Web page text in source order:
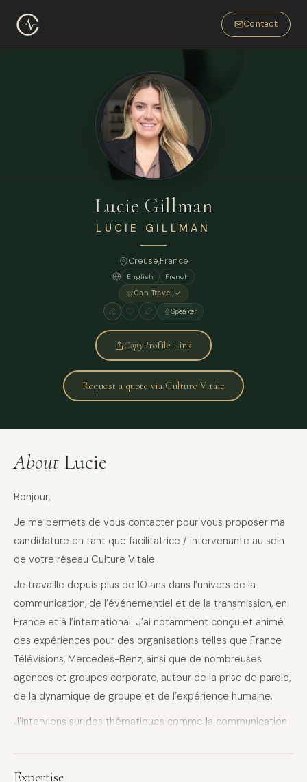
Contact
Lucie Gillman
LUCIE GILLMAN
Creuse,France
English
French
Can Travel ✓
Speaker
CopyProfile Link
Request a quote via Culture Vitale
About Lucie
Bonjour,
Je me permets de vous contacter pour vous proposer ma
candidature en tant que facilitatrice / intervenante au sein
de votre réseau Culture Vitale.
Je travaille depuis plus de 10 ans dans l’univers de la
communication, de l’événementiel et de la transmission, en
France et à l’international. J’ai notamment conçu et animé
des expériences pour des organisations telles que France
Télévisions, Mercedes-Benz, ainsi que de nombreuses
agences et groupes corporate, autour de la prise de parole,
de la dynamique de groupe et de l’expérience humaine.
J’interviens sur des thématiques comme la communication
créant des formats interactifs, concrets et engageants,
Expertise